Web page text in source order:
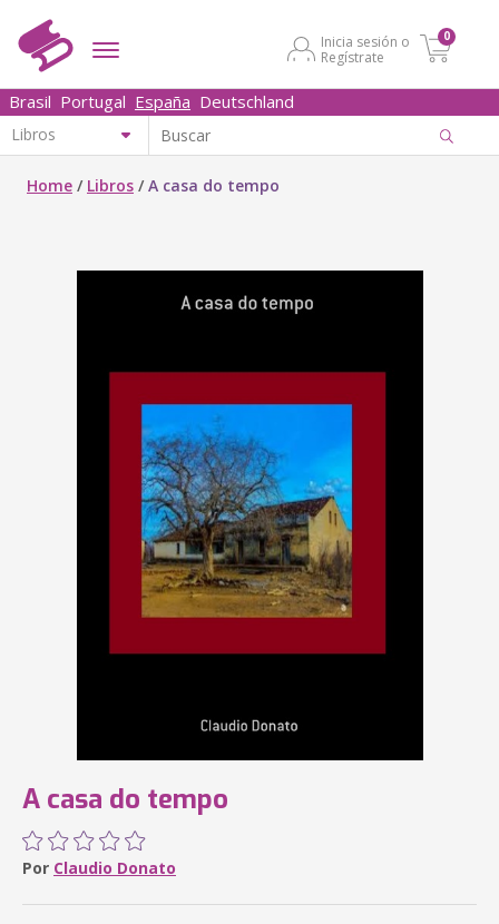
Inicia sesión o
Regístrate
0
Brasil Portugal España Deutschland
Home / Libros /A casa do tempo
A casa do tempo
Por Claudio Donato